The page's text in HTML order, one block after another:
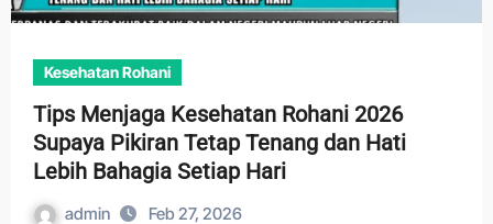
Kesehatan Rohani
Tips Menjaga Kesehatan Rohani 2026
Supaya Pikiran Tetap Tenang dan Hati
Lebih Bahagia Setiap Hari
admin Feb 27, 2026